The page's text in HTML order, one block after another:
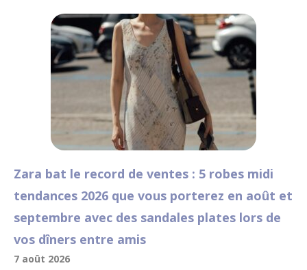
Zara bat le record de ventes : 5 robes midi
tendances 2026 que vous porterez en août et
septembre avec des sandales plates lors de
vos dîners entre amis
7 août 2026